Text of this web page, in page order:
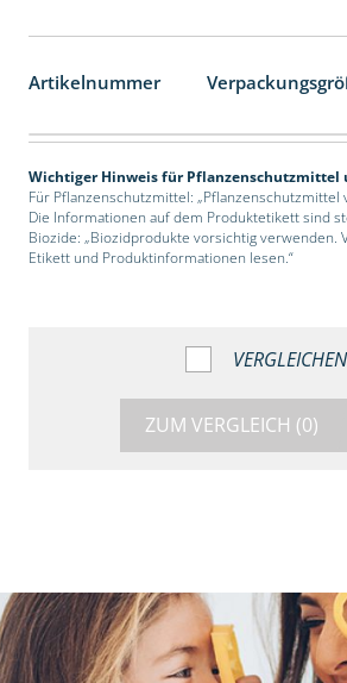
Artikelnummer
Wichtiger Hinweis für Pflanzenschutzmittel
Für Pflanzenschutzmittel: „Pflanzenschutzmittel
Die Informationen auf dem Produktetikett sind
Biozide: „Biozidprodukte vorsichtig verwenden.
Etikett und Produktinformationen lesen.“
VERGLEICHEN
ZUM VERGLEICH (0)